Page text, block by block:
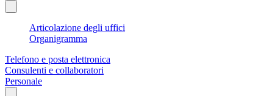
Articolazione degli uffici
Organigramma
Telefono e posta elettronica
Consulenti e collaboratori
Personale